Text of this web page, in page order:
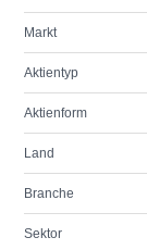
Markt
Aktientyp
Aktienform
Land
Branche
Sektor